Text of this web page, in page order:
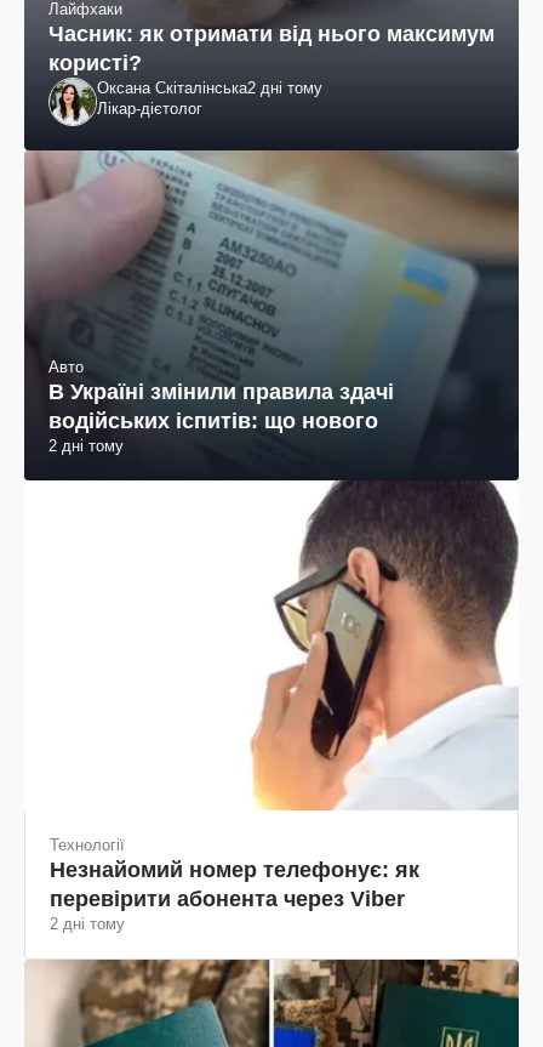
Лайфхаки
Часник: як отримати від нього максимум
користі?
Оксана Скіталінська2 дні тому
Лікар-дієтолог
Авто
В Україні змінили правила здачі
водійських іспитів: що нового
2 дні тому
Технології
Незнайомий номер телефонує: як
перевірити абонента через Viber
2 дні тому